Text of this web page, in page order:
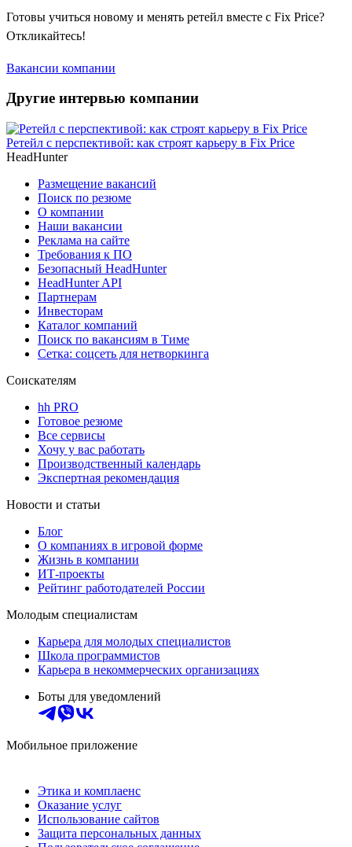
Готовы учиться новому и менять ретейл вместе с Fix Price?
Откликайтесь!
Вакансии компании
Другие интервью компании
Ретейл с перспективой: как строят карьеру в Fix Price
HeadHunter
Размещение вакансий
Поиск по резюме
О компании
Наши вакансии
Реклама на сайте
Требования к ПО
Безопасный HeadHunter
HeadHunter API
Партнерам
Инвесторам
Каталог компаний
Поиск по вакансиям в Тиме
Сетка: соцсеть для нетворкинга
Соискателям
hh PRO
Готовое резюме
Все сервисы
Хочу у вас работать
Производственный календарь
Экспертная рекомендация
Новости и статьи
Блог
О компаниях в игровой форме
Жизнь в компании
ИТ-проекты
Рейтинг работодателей России
Молодым специалистам
Карьера для молодых специалистов
Школа программистов
Карьера в некоммерческих организациях
Боты для уведомлений
Мобильное приложение
Этика и комплаенс
Оказание услуг
Использование сайтов
Защита персональных данных